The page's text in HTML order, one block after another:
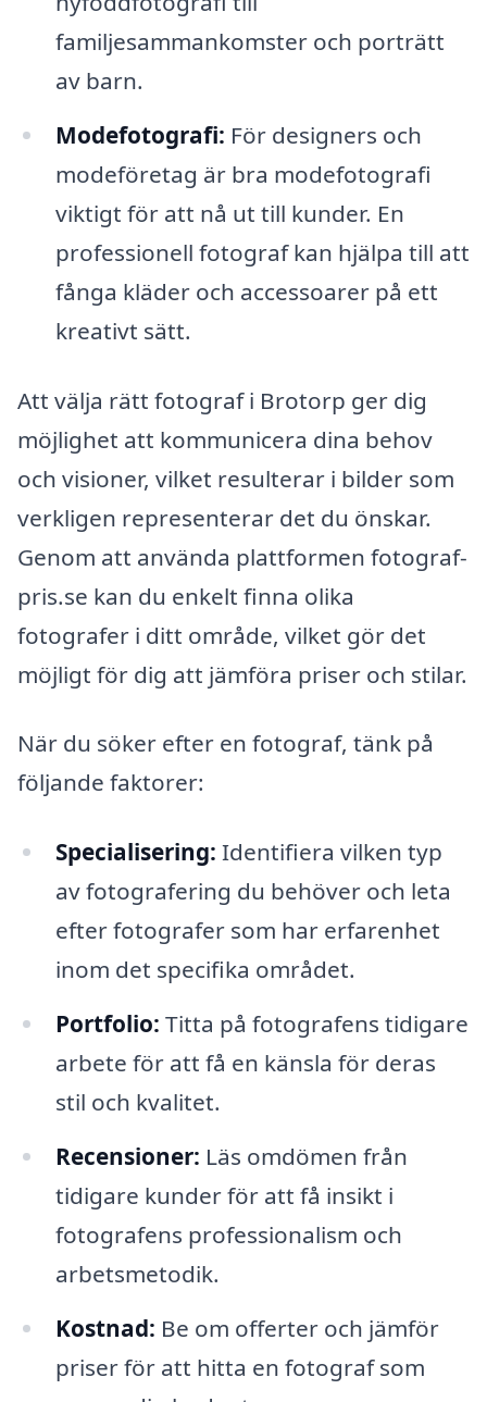
familjesammankomster och porträtt
av barn.
Modefotografi: För designers och
modeföretag är bra modefotografi
viktigt för att nå ut till kunder. En
professionell fotograf kan hjälpa till att
fånga kläder och accessoarer på ett
kreativt sätt.
Att välja rätt fotograf i Brotorp ger dig
möjlighet att kommunicera dina behov
och visioner, vilket resulterar i bilder som
verkligen representerar det du önskar.
Genom att använda plattformen fotograf-
pris.se kan du enkelt finna olika
fotografer i ditt område, vilket gör det
möjligt för dig att jämföra priser och stilar.
När du söker efter en fotograf, tänk på
följande faktorer:
Specialisering: Identifiera vilken typ
av fotografering du behöver och leta
efter fotografer som har erfarenhet
inom det specifika området.
Portfolio: Titta på fotografens tidigare
arbete för att få en känsla för deras
stil och kvalitet.
Recensioner: Läs omdömen från
tidigare kunder för att få insikt i
fotografens professionalism och
arbetsmetodik.
Kostnad: Be om offerter och jämför
priser för att hitta en fotograf som